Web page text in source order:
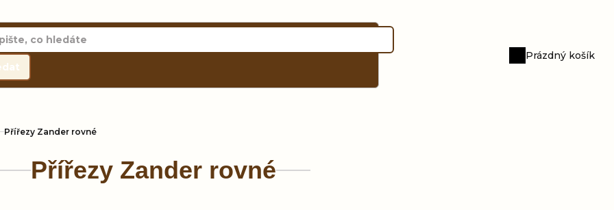
Nákupní
Prázdný košík
Přířezy Zander rovné
Přířezy Zander rovné